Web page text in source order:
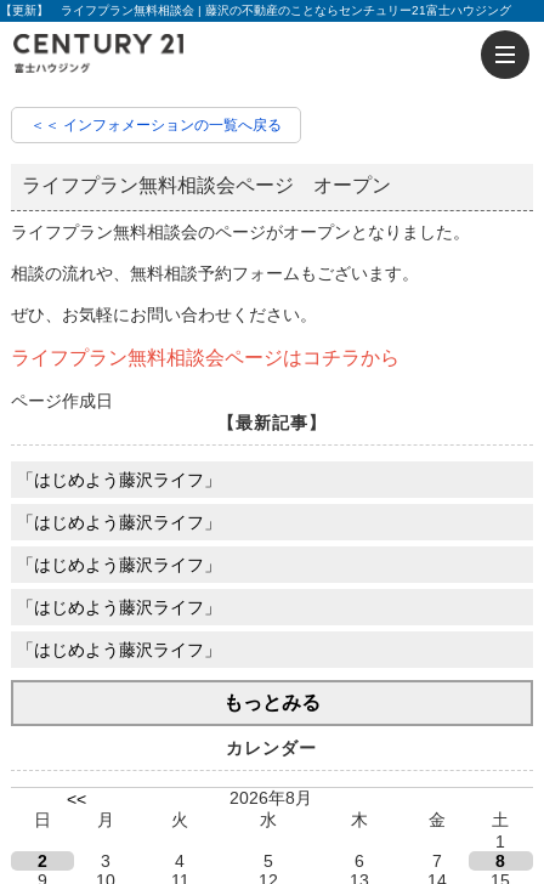
【更新】 ライフプラン無料相談会 | 藤沢の不動産のことならセンチュリー21富士ハウジング
＜＜ インフォメーションの一覧へ戻る
ライフプラン無料相談会ページ オープン
ライフプラン無料相談会のページがオープンとなりました。
相談の流れや、無料相談予約フォームもございます。
ぜひ、お気軽にお問い合わせください。
ライフプラン無料相談会ページはコチラから
ページ作成日
【最新記事】
「はじめよう藤沢ライフ」
「はじめよう藤沢ライフ」
「はじめよう藤沢ライフ」
「はじめよう藤沢ライフ」
「はじめよう藤沢ライフ」
もっとみる
カレンダー
<<
2026年8月
日
月 火 水 木 金
土
1
2
3 4 5 6 7
8
9
10 11 12 13 14
15